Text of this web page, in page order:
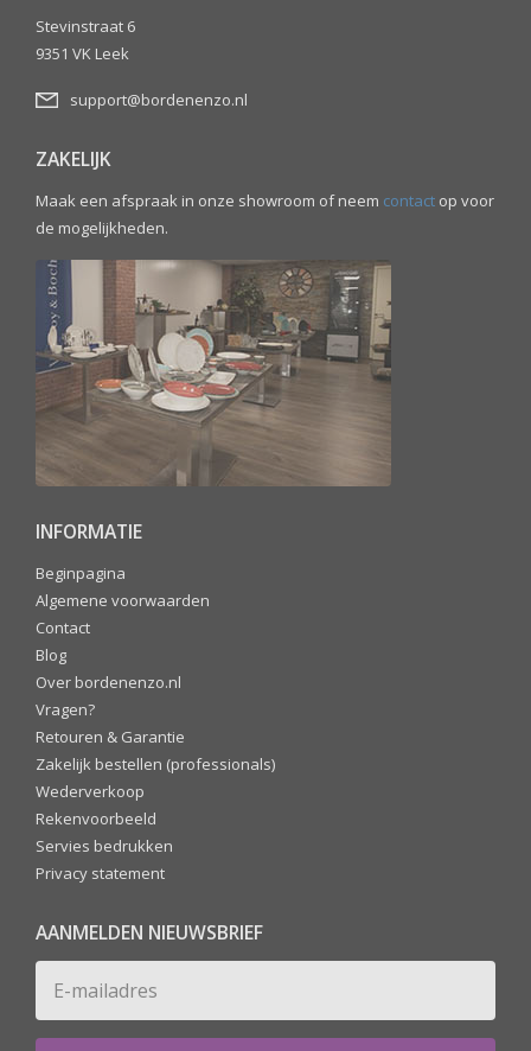
Stevinstraat 6
9351 VK Leek
support@bordenenzo.nl
ZAKELIJK
Maak een afspraak in onze showroom of neem contact op voor
de mogelijkheden.
INFORMATIE
Beginpagina
Algemene voorwaarden
Contact
Blog
Over bordenenzo.nl
Vragen?
Retouren & Garantie
Zakelijk bestellen (professionals)
Wederverkoop
Rekenvoorbeeld
Servies bedrukken
Privacy statement
AANMELDEN NIEUWSBRIEF